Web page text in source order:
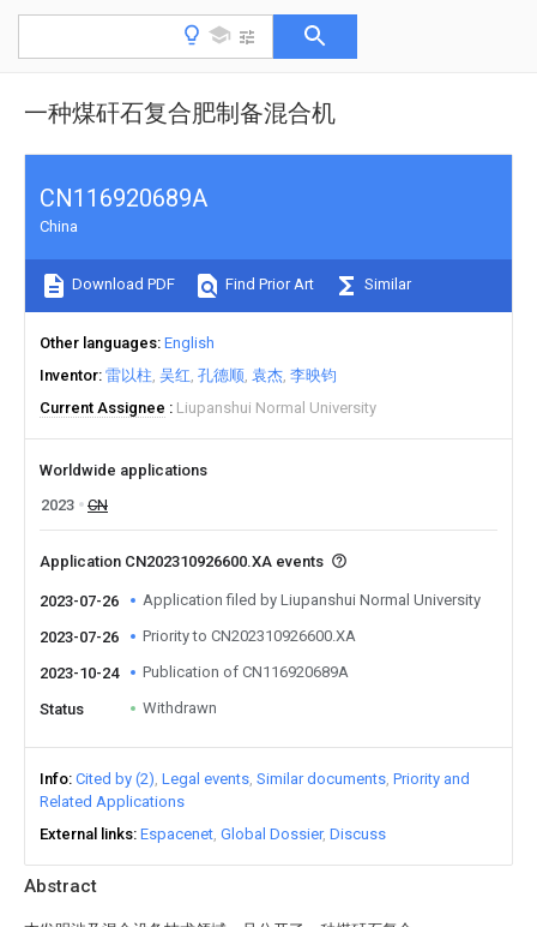
一种煤矸石复合肥制备混合机
Abstract
CN116920689A
China
Download PDF Find Prior Art Similar
Other languages English
Inventor 雷以柱 吴红 孔德顺 袁杰 李映钧
Current Assignee
Liupanshui Normal University
Worldwide applications
2023
CN
Application CN202310926600.XA events
2023-07-26 Application filed by Liupanshui Normal University
2023-07-26 Priority to CN202310926600.XA
2023-10-24 Publication of CN116920689A
Status Withdrawn
Info Cited by (2) Legal events Similar documents Priority and
Related Applications
External links Espacenet Global Dossier Discuss